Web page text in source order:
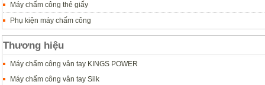
Máy chấm công thẻ giấy
Phụ kiện máy chấm công
Thương hiệu
Máy chấm công vân tay KINGS POWER
Máy chấm công vân tay Silk